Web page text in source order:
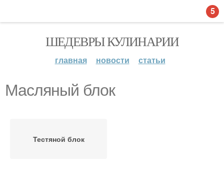
ШЕДЕВРЫ КУЛИНАРИИ
главная новости статьи
Масляный блок
Тестяной блок
5